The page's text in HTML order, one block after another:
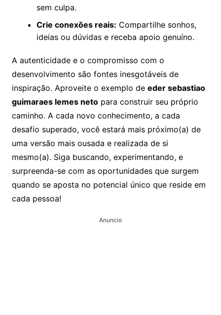
sem culpa.
Crie conexões reais: Compartilhe sonhos,
ideias ou dúvidas e receba apoio genuíno.
A autenticidade e o compromisso com o
desenvolvimento são fontes inesgotáveis de
inspiração. Aproveite o exemplo de eder sebastiao
guimaraes lemes netopara construir seu próprio
caminho. A cada novo conhecimento, a cada
desafio superado, você estará mais próximo(a) de
uma versão mais ousada e realizada de si
mesmo(a). Siga buscando, experimentando, e
surpreenda-se com as oportunidades que surgem
quando se aposta no potencial único que reside em
cada pessoa!
Anuncio